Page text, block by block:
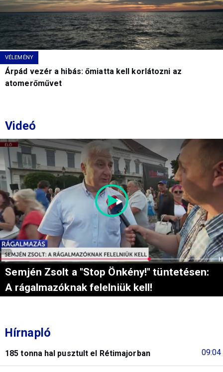
VÉLEMÉNY
Árpád vezér a hibás: őmiatta kell korlátozni az
atomerőművet
Videó
Semjén Zsolt a "Stop Önkény!" tüntetésen:
A rágalmazóknak felelniük kell!
Hírnapló
09:04
185 tonna hal pusztult el Rétimajorban